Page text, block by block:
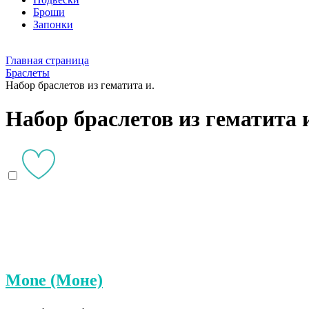
Броши
Запонки
Главная страница
Браслеты
Набор браслетов из гематита и.
Набор браслетов из гематита
Mone (Моне)